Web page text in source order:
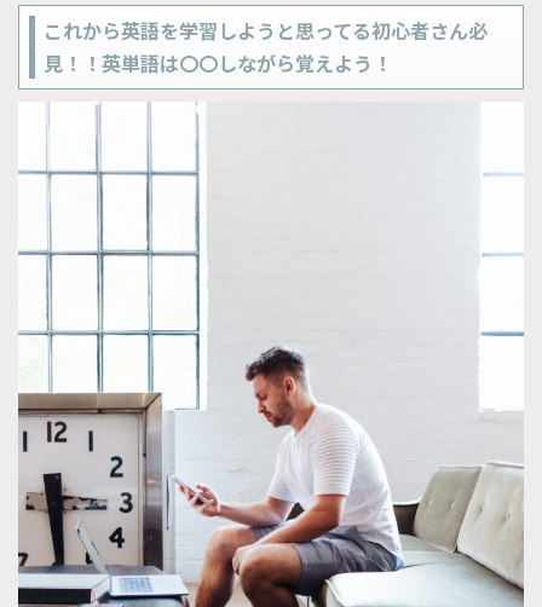
これから英語を学習しようと思ってる初心者さん必
見！！英単語は〇〇しながら覚えよう！